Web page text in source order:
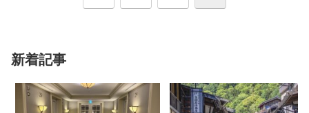
新着記事